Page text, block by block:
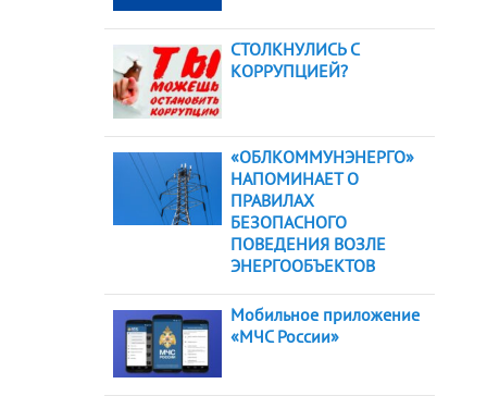
СТОЛКНУЛИСЬ С
КОРРУПЦИЕЙ?
«ОБЛКОММУНЭНЕРГО»
НАПОМИНАЕТ О
ПРАВИЛАХ
БЕЗОПАСНОГО
ПОВЕДЕНИЯ ВОЗЛЕ
ЭНЕРГООБЪЕКТОВ
Мобильное приложение
«МЧС России»